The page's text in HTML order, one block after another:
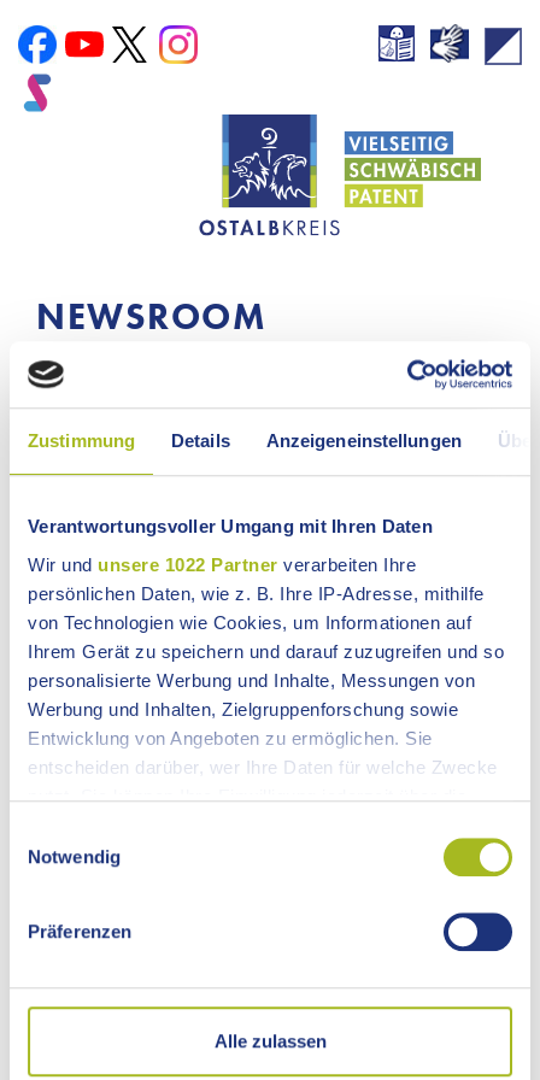
Zustimmung Details Anzeigeneinstellungen
Verantwortungsvoller Umgang mit Ihren Daten
Wir und unsere 1022 Partner verarbeiten Ihre
persönlichen Daten, wie z. B. Ihre IP-Adresse, mithilfe
von Technologien wie Cookies, um Informationen auf
Ihrem Gerät zu speichern und darauf zuzugreifen und so
personalisierte Werbung und Inhalte, Messungen von
Werbung und Inhalten, Zielgruppenforschung sowie
Entwicklung von Angeboten zu ermöglichen. Sie
entscheiden darüber, wer Ihre Daten für welche Zwecke
nutzt. Sie können Ihre Einwilligung jederzeit über die
Trigger Symbol ändern oder widerrufen
Informationen über Ihre geografische Lage
können
Ihr Gerät durch aktives Scannen nach
Notwendig
Präferenzen
Alle zulassen
NEWSROOM
OSTALBKREIS
MENÜ
PRESSEMITTEILUNG
Nr. 97 vom 09.03.2026
Wegen Holzfällarbeiten muss die K 3212 zwischen
Zeit von 9:00 Uhr bis 12:00 Uhr für den Straßenverkehr
3210 – Dambach - Gaxhardt eingerichtet.